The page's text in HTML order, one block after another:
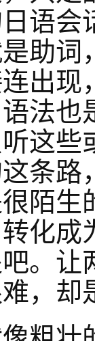
语
助词
出现
法也
这
条
陌
化
。
，却